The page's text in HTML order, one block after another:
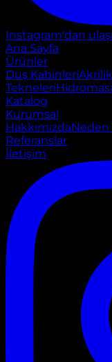
Instagram'dan
Ana Sayfa
Ürünler
Duş Kabinleri
Tekneleri
Katalog
Kurumsal
HakkımızdaNeden
Referanslar
İletişim